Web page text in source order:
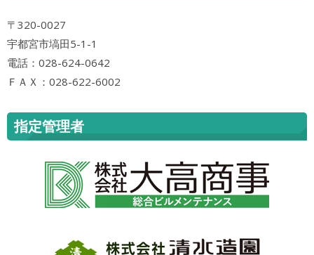
〒320-0027
宇都宮市塙田5-1-1
電話：028-624-0642
ＦＡＸ：028-622-6002
指定管理者